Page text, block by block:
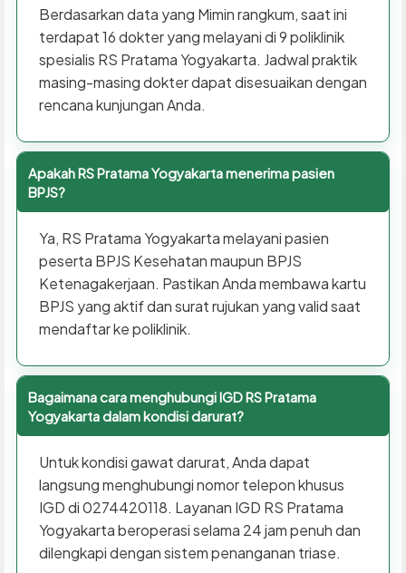
Berdasarkan data yang Mimin rangkum, saat ini
terdapat 16 dokter yang melayani di 9 poliklinik
spesialis RS Pratama Yogyakarta. Jadwal praktik
masing-masing dokter dapat disesuaikan dengan
rencana kunjungan Anda.
Apakah RS Pratama Yogyakarta menerima pasien
BPJS?
Ya, RS Pratama Yogyakarta melayani pasien
peserta BPJS Kesehatan maupun BPJS
Ketenagakerjaan. Pastikan Anda membawa kartu
BPJS yang aktif dan surat rujukan yang valid saat
mendaftar ke poliklinik.
Bagaimana cara menghubungi IGD RS Pratama
Yogyakarta dalam kondisi darurat?
Untuk kondisi gawat darurat, Anda dapat
langsung menghubungi nomor telepon khusus
IGD di 0274420118. Layanan IGD RS Pratama
Yogyakarta beroperasi selama 24 jam penuh dan
dilengkapi dengan sistem penanganan triase.